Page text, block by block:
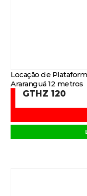
Locação de
Araranguá 12 metros
GTHZ 120